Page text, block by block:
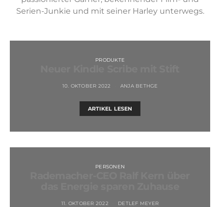
Serien-Junkie und mit seiner Harley unterwegs.
PRODUKTE
10. OKTOBER 2022 ANJA BETHGE
ARTIKEL LESEN
PERSONEN
11. OKTOBER 2022 DETLEF MEYER